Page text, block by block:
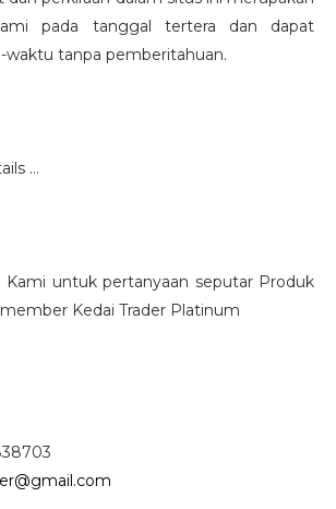
pada tanggal tertera dan dapat
waktu tanpa pemberitahuan.
...
Kami untuk pertanyaan seputar Produk
Kedai Trader Platinum